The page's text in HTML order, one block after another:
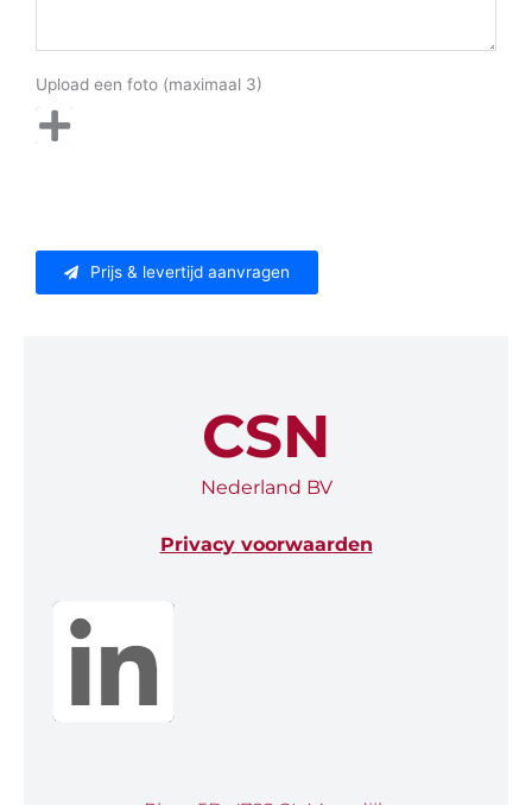
Upload een foto (maximaal 3)
Prijs & levertijd aanvragen
CSN
Nederland BV
Privacy voorwaarden